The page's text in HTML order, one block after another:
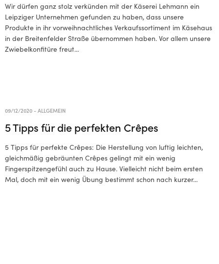
Wir dürfen ganz stolz verkünden mit der Käserei Lehmann ein
Leipziger Unternehmen gefunden zu haben, dass unsere
Produkte in ihr vorweihnachtliches Verkaufssortiment im Käsehaus
in der Breitenfelder Straße übernommen haben. Vor allem unsere
Zwiebelkonfitüre freut…
09/12/2020-ALLGEMEIN
5 Tipps für die perfekten Crêpes
5 Tipps für perfekte Crêpes: Die Herstellung von luftig leichten,
gleichmäßig gebräunten Crêpes gelingt mit ein wenig
Fingerspitzengefühl auch zu Hause. Vielleicht nicht beim ersten
Mal, doch mit ein wenig Übung bestimmt schon nach kurzer…